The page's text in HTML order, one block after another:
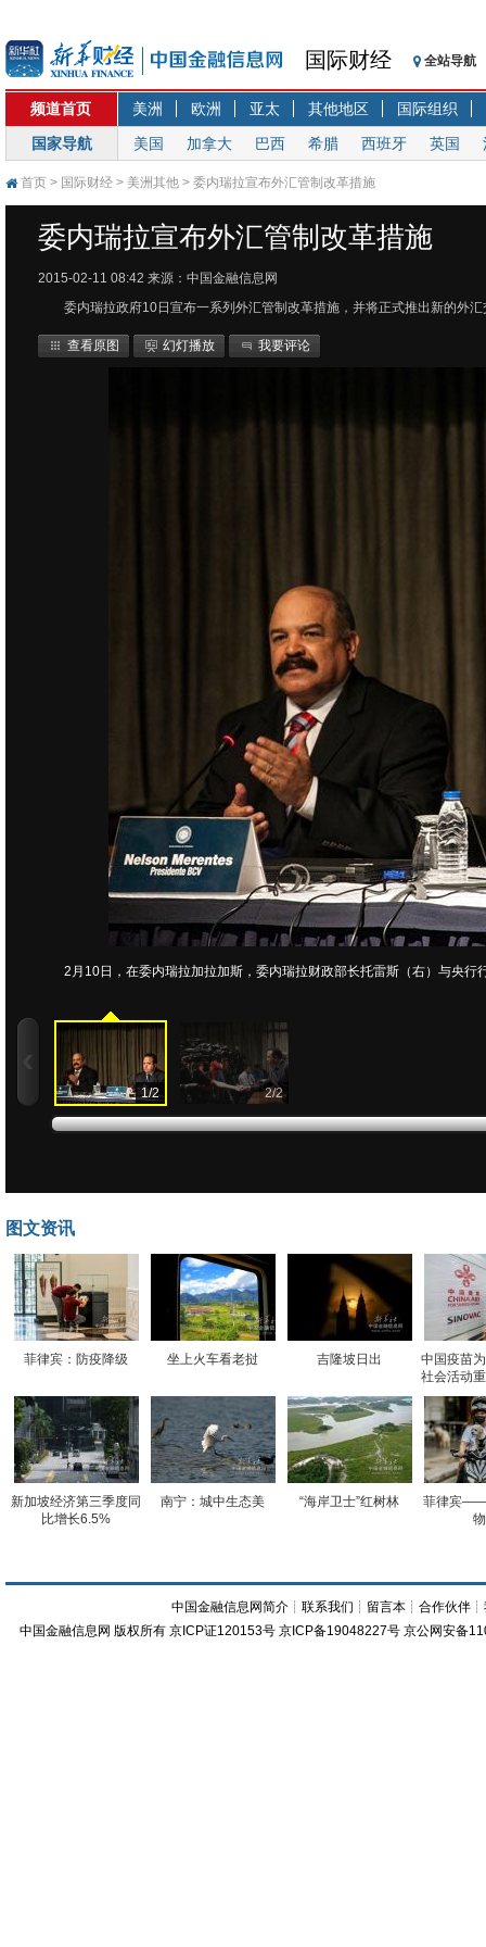
国际财经 全站导航
频道首页 美洲 欧洲 亚太 其他地区
国际组织
国家导航
美国 加拿大 巴西 希腊 西班牙 英国
首页 > 国际财经 > 美洲其他 > 委内瑞拉宣布外汇管制改革措施
委内瑞拉宣布外汇管制改革措施
2015-02-11 08:42 来源：中国金融信息网
委内瑞拉政府10日宣布一系列外汇管制改革措施，并将正式推出新的外
查看原图 幻灯播放 我要评论
2月10日，在委内瑞拉加拉加斯，委内瑞拉财政部长托雷斯（右）与央
1/2 2/2
图文资讯
菲律宾：防疫降级 坐上火车看老挝 吉隆坡日出
中国疫苗
社会活动
新加坡经济第三季度同
比增长6.5%
南宁：城中生态美 “海岸卫士”红树林
菲律宾
中国金融信息网简介 ┊联系我们 ┊ 留言本 ┊合作伙伴 ┊
中国金融信息网 版权所有 京ICP证120153号 京ICP备19048227号 京公网安备